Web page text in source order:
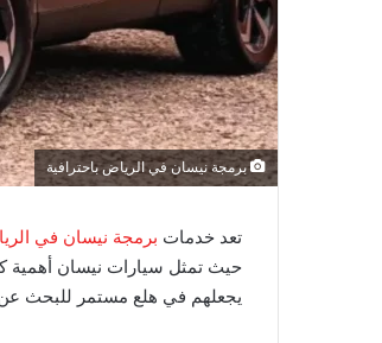
برمجة نيسان في الرياض باحترافية
تعد خدمات برمجة نيسان في
حيث تمثل سيارات نيسان أهمية
يجعلهم في هلع مستمر للبحث عن